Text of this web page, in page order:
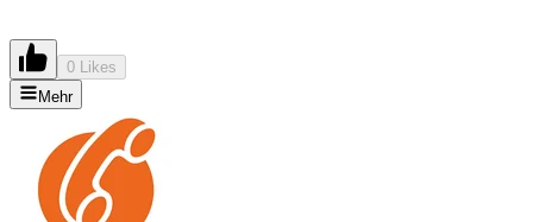
0 Likes
Mehr